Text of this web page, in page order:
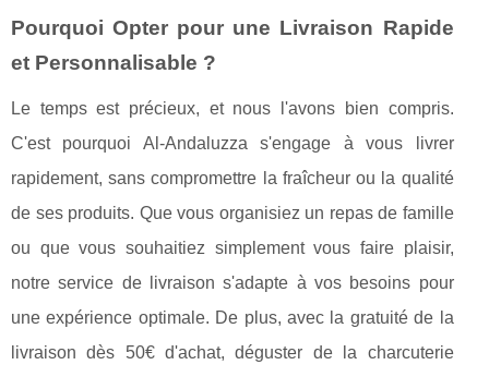
Pourquoi Opter pour une Livraison Rapide
et Personnalisable ?
Le temps est précieux, et nous l'avons bien compris.
C'est pourquoi Al-Andaluzza s'engage à vous livrer
rapidement, sans compromettre la fraîcheur ou la qualité
de ses produits. Que vous organisiez un repas de famille
ou que vous souhaitiez simplement vous faire plaisir,
notre service de livraison s'adapte à vos besoins pour
une expérience optimale. De plus, avec la gratuité de la
livraison dès 50€ d'achat, déguster de la charcuterie